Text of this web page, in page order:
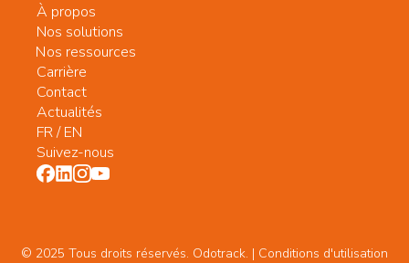
À propos
Nos solutions
Nos ressources
Carrière
Contact
Actualités
FR/EN
Suivez-nous
© 2025 Tous droits réservés. Odotrack. | Conditions d'utilisation